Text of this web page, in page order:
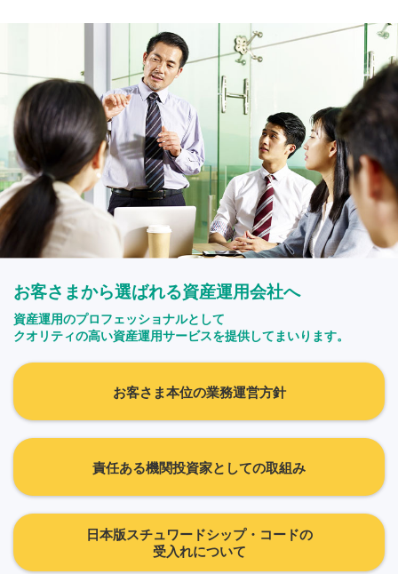
お客さまから選ばれる資産運用会社へ
資産運用のプロフェッショナルとして
クオリティの高い資産運用サービスを提供してまいります。
お客さま本位の業務運営方針
責任ある機関投資家としての取組み
日本版スチュワードシップ・コードの
受入れについて